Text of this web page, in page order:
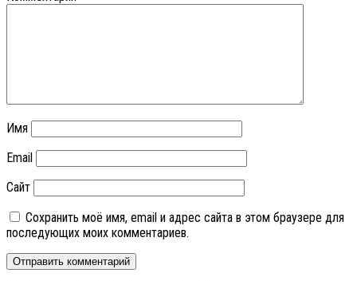
Имя
Email
Сайт
Сохранить моё имя, email и адрес сайта в этом браузере для
последующих моих комментариев.